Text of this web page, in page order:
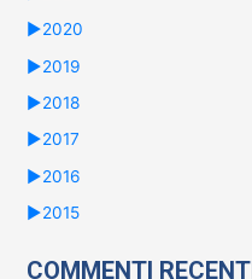
►2020
►2019
►2018
►2017
►2016
►2015
COMMENTI RECENTI